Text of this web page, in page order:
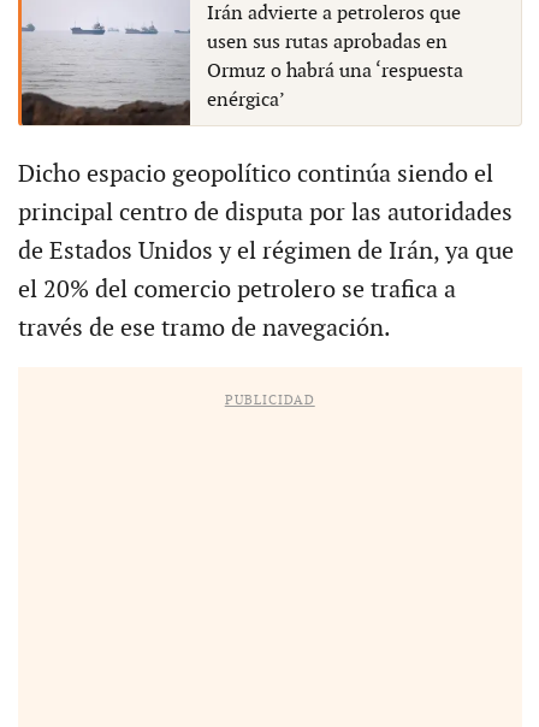
Irán advierte a petroleros que
usen sus rutas aprobadas en
Ormuz o habrá una ‘respuesta
enérgica’
Dicho espacio geopolítico continúa siendo el
principal centro de disputa por las autoridades
de Estados Unidos y el régimen de Irán, ya que
el 20% del comercio petrolero se trafica a
través de ese tramo de navegación.
PUBLICIDAD